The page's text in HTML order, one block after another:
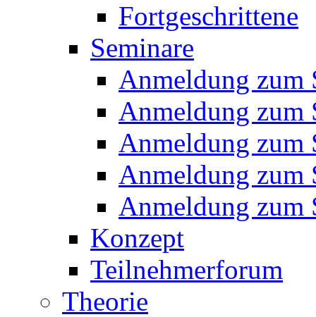
Fortgeschrittene
Seminare
Anmeldung zum
Anmeldung zum
Anmeldung zum
Anmeldung zum
Anmeldung zum
Konzept
Teilnehmerforum
Theorie